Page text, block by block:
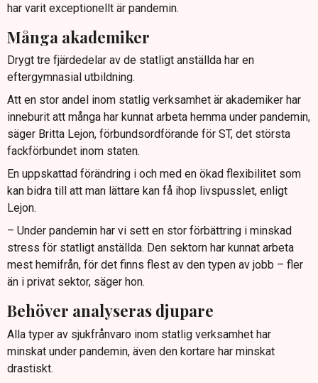
har varit exceptionellt är pandemin.
Många akademiker
Drygt tre fjärdedelar av de statligt anställda har en
eftergymnasial utbildning.
Att en stor andel inom statlig verksamhet är akademiker har
inneburit att många har kunnat arbeta hemma under pandemin,
säger Britta Lejon, förbundsordförande för ST, det största
fackförbundet inom staten.
En uppskattad förändring i och med en ökad flexibilitet som
kan bidra till att man lättare kan få ihop livspusslet, enligt
Lejon.
– Under pandemin har vi sett en stor förbättring i minskad
stress för statligt anställda. Den sektorn har kunnat arbeta
mest hemifrån, för det finns flest av den typen av jobb – fler
än i privat sektor, säger hon.
Behöver analyseras djupare
Alla typer av sjukfrånvaro inom statlig verksamhet har
minskat under pandemin, även den kortare har minskat
drastiskt.